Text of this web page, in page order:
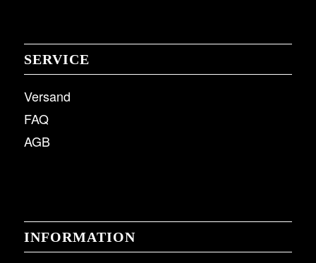
SERVICE
Versand
FAQ
AGB
INFORMATION